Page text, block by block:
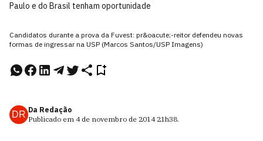
Paulo e do Brasil tenham oportunidade
Candidatos durante a prova da Fuvest: pr&oacute;-reitor defendeu novas
formas de ingressar na USP (Marcos Santos/USP Imagens)
DR Da Redação
Publicado em 4 de novembro de 2014 21h38.